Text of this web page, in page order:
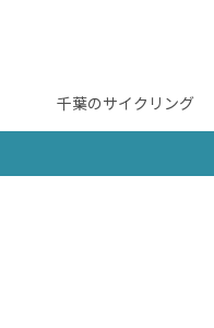
千葉のサイクリング